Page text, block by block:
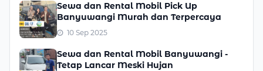
Sewa dan Rental Mobil Pick Up
Banyuwangi Murah dan Terpercaya
10 Sep 2025
Sewa dan Rental Mobil Banyuwangi -
Tetap Lancar Meski Hujan